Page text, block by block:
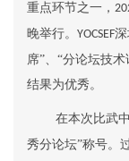
重点环节之一，
晚举行。 YOCSEF深
席”、“分论坛技
结果为优秀。
在本次比武中
秀分论坛”称号。